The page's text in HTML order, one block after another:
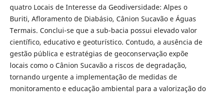
quatro Locais de Interesse da Geodiversidade: Alpes o
Buriti, Afloramento de Diabásio, Cânion Sucavão e Águas
Termais. Conclui-se que a sub-bacia possui elevado valor
científico, educativo e geoturístico. Contudo, a ausência de
gestão pública e estratégias de geoconservação expõe
locais como o Cânion Sucavão a riscos de degradação,
tornando urgente a implementação de medidas de
monitoramento e educação ambiental para a valorização do